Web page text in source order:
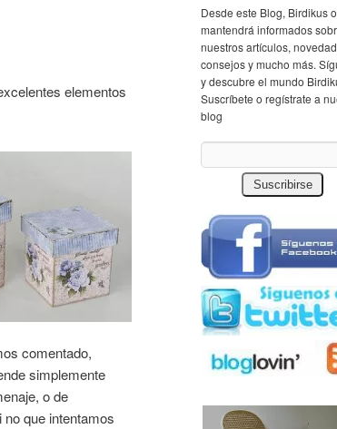
elementos
comentado,
simplemente
o de
que intentamos
Desde este Blog, Birdikus
mantendrá informados
nuestros artículos,
consejos y mucho más.
y descubre el mundo
Suscríbete o regístrate a
blog